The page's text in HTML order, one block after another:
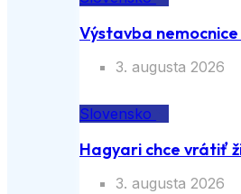
Výstavba
3. augusta 2026
Slovensko
Hagyari chce vrátiť
3. augusta 2026